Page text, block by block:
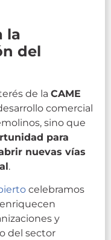
la
del
de la CAME
comercial
sino que
para
nuevas vías
.
celebramos
y
del sector